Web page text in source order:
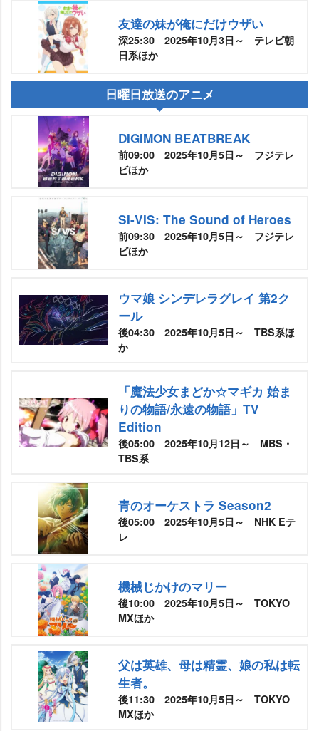
友達の妹が俺にだけウザい
深25:30 2025年10月3日～ テレビ朝
日系ほか
日曜日放送のアニメ
DIGIMON BEATBREAK
前09:00 2025年10月5日～ フジテレ
ビほか
SI-VIS: The Sound of Heroes
前09:30 2025年10月5日～ フジテレ
ビほか
ウマ娘 シンデレラグレイ 第2ク
ール
後04:30 2025年10月5日～ TBS系ほ
か
「魔法少女まどか☆マギカ 始ま
りの物語/永遠の物語」TV
Edition
後05:00 2025年10月12日～ MBS・
TBS系
青のオーケストラ Season2
後05:00 2025年10月5日～ NHK Eテ
レ
機械じかけのマリー
後10:00 2025年10月5日～ TOKYO
MXほか
父は英雄、母は精霊、娘の私は転
生者。
後11:30 2025年10月5日～ TOKYO
MXほか